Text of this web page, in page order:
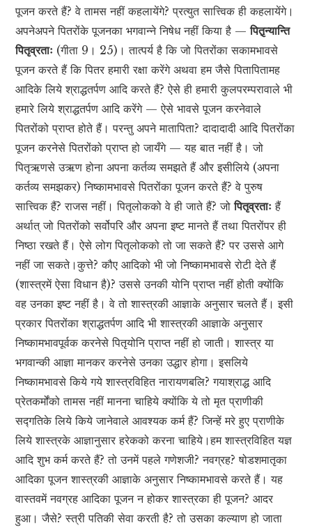
पूजन करते हैं? वे तामस नहीं कहलायेंगे? प्रत्युत सात्त्विक ही कहलायेंगे।
अपनेअपने पितरोंके पूजनका भगवान्ने निषेध नहीं किया है —पितृ़न्यान्ति
पितृव्रताः (गीता 9। 25)। तात्पर्य है कि जो पितरोंका सकामभावसे
पूजन करते हैं कि पितर हमारी रक्षा करेंगे अथवा हम जैसे पितापितामह
आदिके लिये श्राद्धतर्पण आदि करते हैं? ऐसे ही हमारी कुलपरम्परावाले भी
हमारे लिये श्राद्धतर्पण आदि करेंगे — ऐसे भावसे पूजन करनेवाले
पितरोंको प्राप्त होते हैं। परन्तु अपने मातापिता? दादादादी आदि पितरोंका
पूजन करनेसे पितरोंको प्राप्त हो जायँगे — यह बात नहीं है। जो
पितृऋणसे उऋण होना अपना कर्तव्य समझते हैं और इसीलिये (अपना
कर्तव्य समझकर) निष्कामभावसे पितरोंका पूजन करते हैं? वे पुरुष
सात्त्विक हैं? राजस नहीं। पितृलोकको वे ही जाते हैं? जोपितृव्रताः हैं
अर्थात् जो पितरोंको सर्वोपरि और अपना इष्ट मानते हैं तथा पितरोंपर ही
निष्ठा रखते हैं। ऐसे लोग पितृलोकको तो जा सकते हैं? पर उससे आगे
नहीं जा सकते।कुत्ते? कौए आदिको भी जो निष्कामभावसे रोटी देते हैं
(शास्त्रमें ऐसा विधान है)? उससे उनकी योनि प्राप्त नहीं होती क्योंकि
वह उनका इष्ट नहीं है। वे तो शास्त्रकी आज्ञाके अनुसार चलते हैं। इसी
प्रकार पितरोंका श्राद्धतर्पण आदि भी शास्त्रकी आज्ञाके अनुसार
निष्कामभावपूर्वक करनेसे पितृयोनि प्राप्त नहीं हो जाती। शास्त्र या
भगवान्की आज्ञा मानकर करनेसे उनका उद्धार होगा। इसलिये
निष्कामभावसे किये गये शास्त्रविहित नारायणबलि? गयाश्राद्ध आदि
प्रेतकर्मोंको तामस नहीं मानना चाहिये क्योंकि ये तो मृत प्राणीकी
सद्गतिके लिये किये जानेवाले आवश्यक कर्म हैं? जिन्हें मरे हुए प्राणीके
लिये शास्त्रके आज्ञानुसार हरेकको करना चाहिये।हम शास्त्रविहित यज्ञ
आदि शुभ कर्म करते हैं? तो उनमें पहले गणेशजी? नवग्रह? षोडशमातृका
आदिका पूजन शास्त्रकी आज्ञाके अनुसार निष्कामभावसे करते हैं। यह
वास्तवमें नवग्रह आदिका पूजन न होकर शास्त्रका ही पूजन? आदर
हुआ। जैसे? स्त्री पतिकी सेवा करती है? तो उसका कल्याण हो जाता